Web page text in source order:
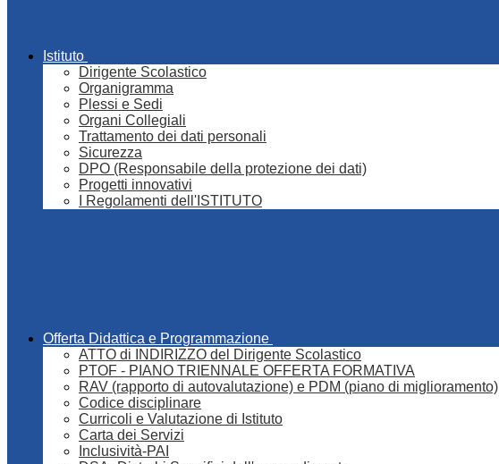
Istituto
Dirigente Scolastico
Organigramma
Plessi e Sedi
Organi Collegiali
Trattamento dei dati personali
Sicurezza
DPO (Responsabile della protezione dei dati)
Progetti innovativi
I Regolamenti dell'ISTITUTO
Offerta Didattica e Programmazione
ATTO di INDIRIZZO del Dirigente Scolastico
PTOF - PIANO TRIENNALE OFFERTA FORMATIVA
RAV (rapporto di autovalutazione) e PDM (piano di miglioramento)
Codice disciplinare
Curricoli e Valutazione di Istituto
Carta dei Servizi
Inclusività-PAI